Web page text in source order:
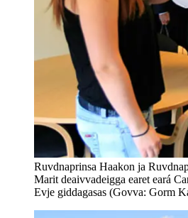
Ruvdnaprinsa Haakon ja
Marit deaivvadeigga earet eará
Evje giddagasas (Govva: Gorm